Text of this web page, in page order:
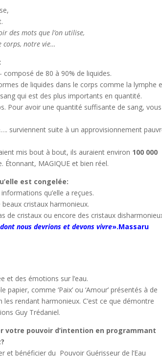
des mots que l’on utilise,
corps, notre vie…
de 80 à 90% de liquides.
de liquides dans le corps comme la lymphe
qui est des plus importants en quantité.
Pour avoir une quantité suffisante de sang, vous
surviennent suite à un approvisionnement
mis bout à bout, ils auraient environ 100 000
MAGIQUE et bien réel.
est congelée:
qu’elle a reçues.
beaux cristaux harmonieux.
de cristaux ou encore des cristaux
nous devrions et devons vivre».Massaru
et des émotions sur l’eau.
comme ‘Paix’ ou ‘Amour’ présentés à de
rendant harmonieux. C’est ce que démontre
Guy Trédaniel.
votre pouvoir d’intention en programmant
et bénéficier du Pouvoir Guérisseur de l’Eau